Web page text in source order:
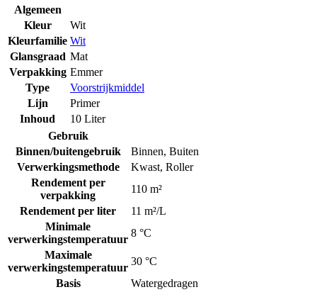
Algemeen
Kleur
Wit
Kleurfamilie Wit
Glansgraad Mat
Verpakking Emmer
Type
Voorstrijkmiddel
Lijn
Primer
Inhoud
10 Liter
Gebruik
Binnen/buitengebruik
Binnen, Buiten
Verwerkingsmethode
Kwast, Roller
Rendement per
verpakking
110 m²
Rendement per liter
11 m²/L
Minimale
verwerkingstemperatuur
8 °C
Maximale
verwerkingstemperatuur
30 °C
Basis
Watergedragen